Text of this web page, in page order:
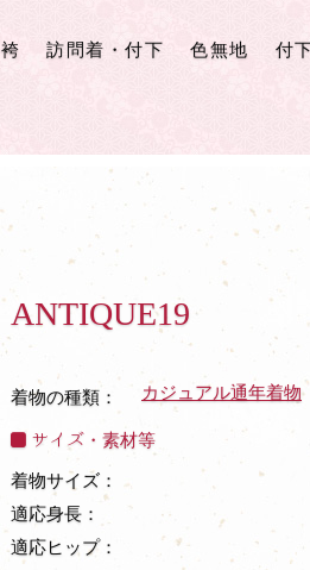
袴 訪問着・付下 色無地 付
ANTIQUE19
着物の種類： カジュアル通年着物
サイズ・素材等
着物サイズ：
適応身長：
適応ヒップ：